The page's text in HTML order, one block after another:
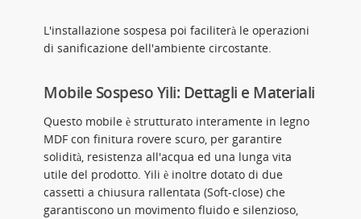
L'installazione sospesa poi faciliterà le operazioni
di sanificazione dell'ambiente circostante.
Mobile Sospeso Yili: Dettagli e Materiali
Questo mobile è strutturato interamente in legno
MDF con finitura rovere scuro, per garantire
solidità, resistenza all'acqua ed una lunga vita
utile del prodotto. Yili è inoltre dotato di due
cassetti a chiusura rallentata (Soft-close) che
garantiscono un movimento fluido e silenzioso,